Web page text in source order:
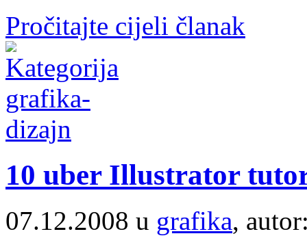
Pročitajte cijeli članak
10 uber Illustrator
07.12.2008 u grafika,